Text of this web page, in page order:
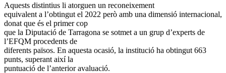
Aquests distintius li atorguen un reconeixement
equivalent a l’obtingut el 2022 però amb una dimensió internacional,
donat que és el primer cop
que la Diputació de Tarragona se sotmet a un grup d’experts de
l’EFQM procedents de
diferents països. En aquesta ocasió, la institució ha obtingut 663
punts, superant així la
puntuació de l’anterior avaluació.